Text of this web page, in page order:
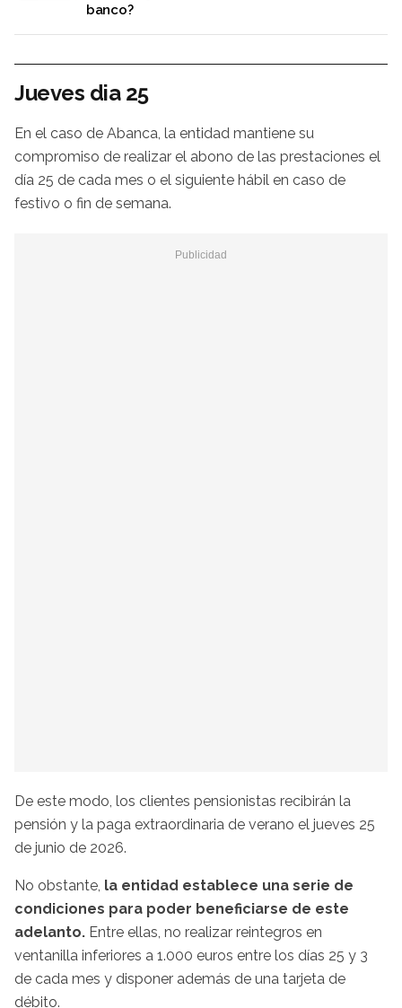
banco?
Jueves dia 25
En el caso de Abanca, la entidad mantiene su
compromiso de realizar el abono de las prestaciones el
día 25 de cada mes o el siguiente hábil en caso de
festivo o fin de semana.
De este modo, los clientes pensionistas recibirán la
pensión y la paga extraordinaria de verano el jueves 25
de junio de 2026.
No obstante, la entidad establece una serie de
condiciones para poder beneficiarse de este
adelanto. Entre ellas, no realizar reintegros en
ventanilla inferiores a 1.000 euros entre los días 25 y 3
de cada mes y disponer además de una tarjeta de
débito.